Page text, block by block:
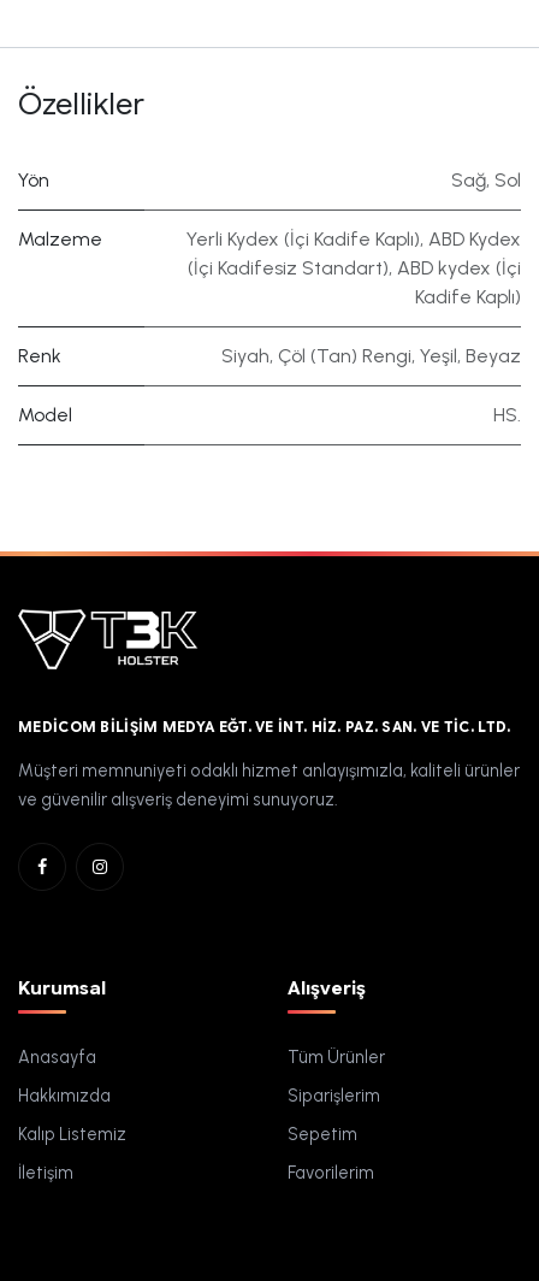
Özellikler
Yön Sağ, Sol
Malzeme Yerli Kydex (İçi Kadife Kaplı), ABD Kydex
(İçi Kadifesiz Standart), ABD kydex (İçi
Kadife Kaplı)
Renk Siyah, Çöl (Tan) Rengi, Yeşil, Beyaz
Model HS.
MEDICOM BILIŞIM MEDYA EĞT. VE İNT. HIZ. PAZ. SAN. VE TIC. LTD.
Müşteri memnuniyeti odaklı hizmet anlayışımızla, kaliteli ürünler
ve güvenilir alışveriş deneyimi sunuyoruz.
Kurumsal
Anasayfa
Hakkımızda
Kalıp Listemiz
İletişim
Alışveriş
Tüm Ürünler
Siparişlerim
Sepetim
Favorilerim